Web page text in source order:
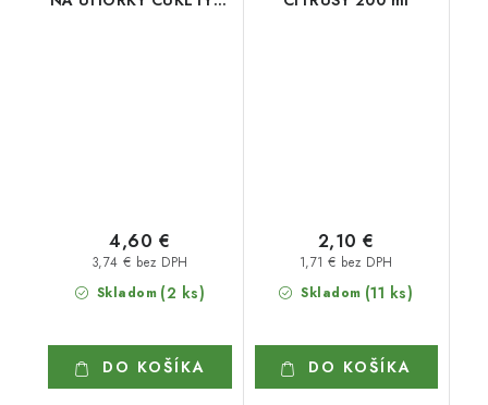
Skladom (2 ks)
3,74 € bez DPH
4,60 €
DO KOŠÍKA
Skladom (11 ks)
1,71 € bez DPH
2,10 €
DO KOŠÍKA